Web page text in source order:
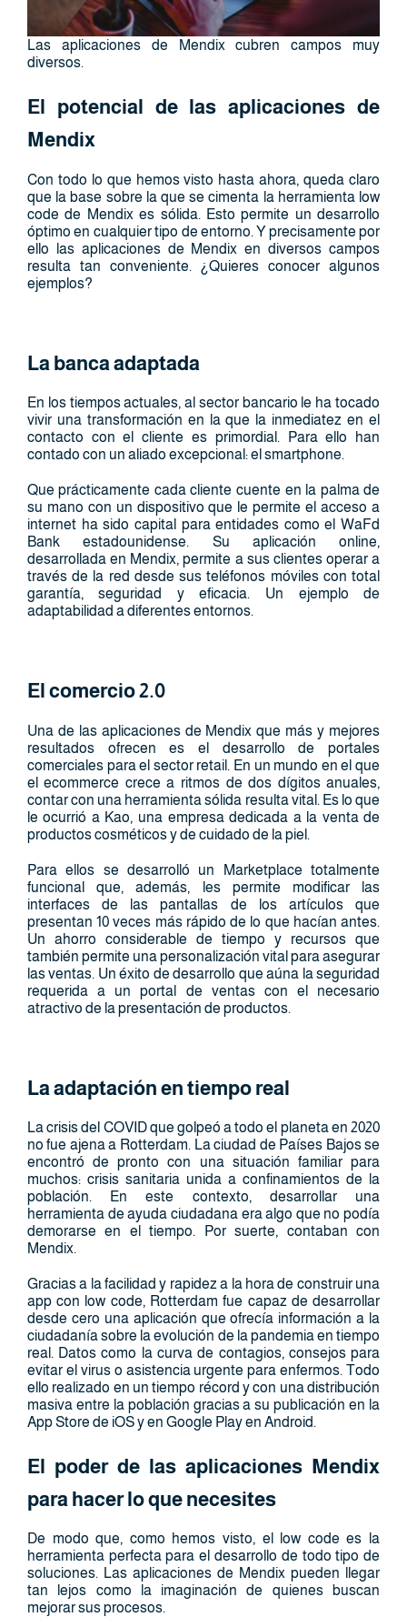
Las aplicaciones de Mendix cubren campos muy
diversos.
El potencial de las aplicaciones de
Mendix
Con todo lo que hemos visto hasta ahora, queda claro
que la base sobre la que se cimenta la herramienta low
code de Mendix es sólida. Esto permite un desarrollo
óptimo en cualquier tipo de entorno. Y precisamente por
ello las aplicaciones de Mendix en diversos campos
resulta tan conveniente. ¿Quieres conocer algunos
ejemplos?
La banca adaptada
En los tiempos actuales, al sector bancario le ha tocado
vivir una transformación en la que la inmediatez en el
contacto con el cliente es primordial. Para ello han
contado con un aliado excepcional: el smartphone.
Que prácticamente cada cliente cuente en la palma de
su mano con un dispositivo que le permite el acceso a
internet ha sido capital para entidades como el WaFd
Bank estadounidense. Su aplicación online,
desarrollada en Mendix, permite a sus clientes operar a
través de la red desde sus teléfonos móviles con total
garantía, seguridad y eficacia. Un ejemplo de
adaptabilidad a diferentes entornos.
El comercio 2.0
Una de las aplicaciones de Mendix que más y mejores
resultados ofrecen es el desarrollo de portales
comerciales para el sector retail. En un mundo en el que
el ecommerce crece a ritmos de dos dígitos anuales,
contar con una herramienta sólida resulta vital. Es lo que
le ocurrió a Kao, una empresa dedicada a la venta de
productos cosméticos y de cuidado de la piel.
Para ellos se desarrolló un Marketplace totalmente
funcional que, además, les permite modificar las
interfaces de las pantallas de los artículos que
presentan 10 veces más rápido de lo que hacían antes.
Un ahorro considerable de tiempo y recursos que
también permite una personalización vital para asegurar
las ventas. Un éxito de desarrollo que aúna la seguridad
requerida a un portal de ventas con el necesario
atractivo de la presentación de productos.
La adaptación en tiempo real
La crisis del COVID que golpeó a todo el planeta en 2020
no fue ajena a Rotterdam. La ciudad de Países Bajos se
encontró de pronto con una situación familiar para
muchos: crisis sanitaria unida a confinamientos de la
población. En este contexto, desarrollar una
herramienta de ayuda ciudadana era algo que no podía
demorarse en el tiempo. Por suerte, contaban con
Mendix.
Gracias a la facilidad y rapidez a la hora de construir una
app con low code, Rotterdam fue capaz de desarrollar
desde cero una aplicación que ofrecía información a la
ciudadanía sobre la evolución de la pandemia en tiempo
real. Datos como la curva de contagios, consejos para
evitar el virus o asistencia urgente para enfermos. Todo
ello realizado en un tiempo récord y con una distribución
masiva entre la población gracias a su publicación en la
App Store de iOS y en Google Play en Android.
El poder de las aplicaciones Mendix
para hacer lo que necesites
De modo que, como hemos visto, el low code es la
herramienta perfecta para el desarrollo de todo tipo de
soluciones. Las aplicaciones de Mendix pueden llegar
tan lejos como la imaginación de quienes buscan
mejorar sus procesos.